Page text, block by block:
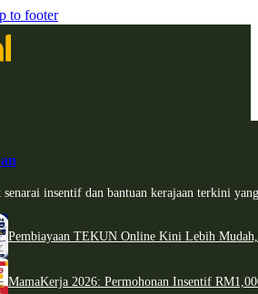
to footer
insentif dan bantuan kerajaan terkini
Pembiayaan TEKUN Online Kini Lebih
MamaKerja 2026: Permohonan Insentif